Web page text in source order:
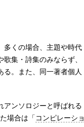
多くの場合、主題や時代
歌集・詩集のみならず、
る。また、同一著者個人
アンソロジーと呼ばれる
場合は「 コンピレーショ